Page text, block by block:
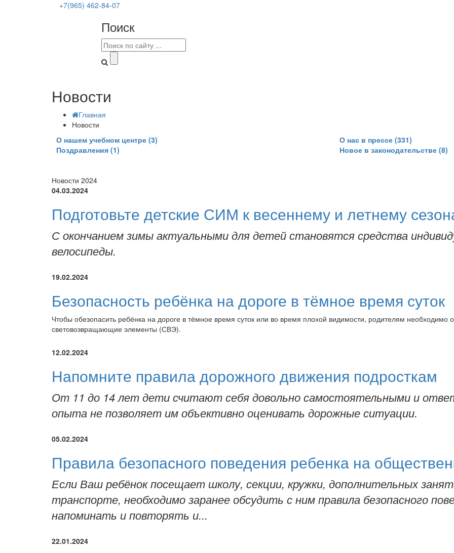
+7(965) 462-84-07
Поиск
Новости
Главная
Новости
О нашем учебном центре (3)
О нас в прессе (331)
Поздравления (1)
Новое в законодательстве (8)
Новости 2024
04.03.2024
Подготовьте детские СИМ к весеннему и летнему
С окончанием зимы актуальными для детей становятся средства
велосипеды.
19.02.2024
Безопасность ребёнка на дороге в тёмное время суток
Чтобы обезопасить ребёнка на дороге в тёмное время суток или во время плохой видимости, родителям необходимо
световозвращающие элементы (СВЭ).
12.02.2024
Напомните правила дорожного движения подросткам
От 11 до 14 лет дети считают себя довольно самостоятельными и
опыта не позволяет им объективно оценивать дорожные ситуации.
05.02.2024
Правила безопасного поведения ребенка на
Если Ваш ребёнок посещает школу, секции, кружки, дополнительных
транспорте, необходимо заранее обсудить с ним правила безопасного
напоминать и повторять и...
22.01.2024